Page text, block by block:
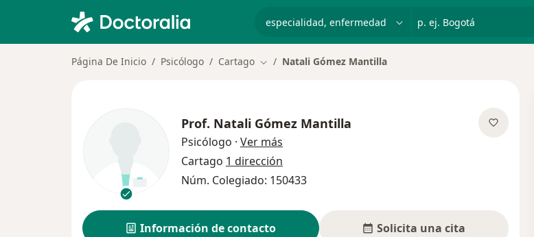
p. ej. Bogotá
Página De Inicio Psicólogo Cartago Cambiar de ciudad
Natali Gómez Mantilla
Prof. Natali Gómez Mantilla
Psicólogo · Ver más
Cartago 1 dirección
Núm. Colegiado: 150433
Información de contacto Solicita una cita